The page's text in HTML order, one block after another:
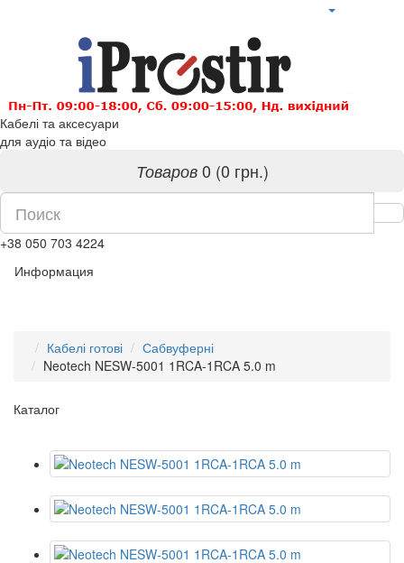
Кабелі та аксесуари
для аудіо та відео
Товаров0 (0 грн.)
+38 050 703 4224
Информация
Кабелі готові
Сабвуферні
Neotech NESW-5001 1RCA-1RCA 5.0 m
Каталог